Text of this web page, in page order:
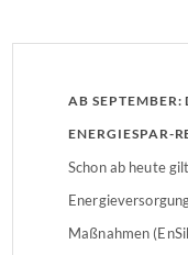
AB SEPTEMBER:
ENERGIESPAR-
Schon ab heute
Maßnahmen